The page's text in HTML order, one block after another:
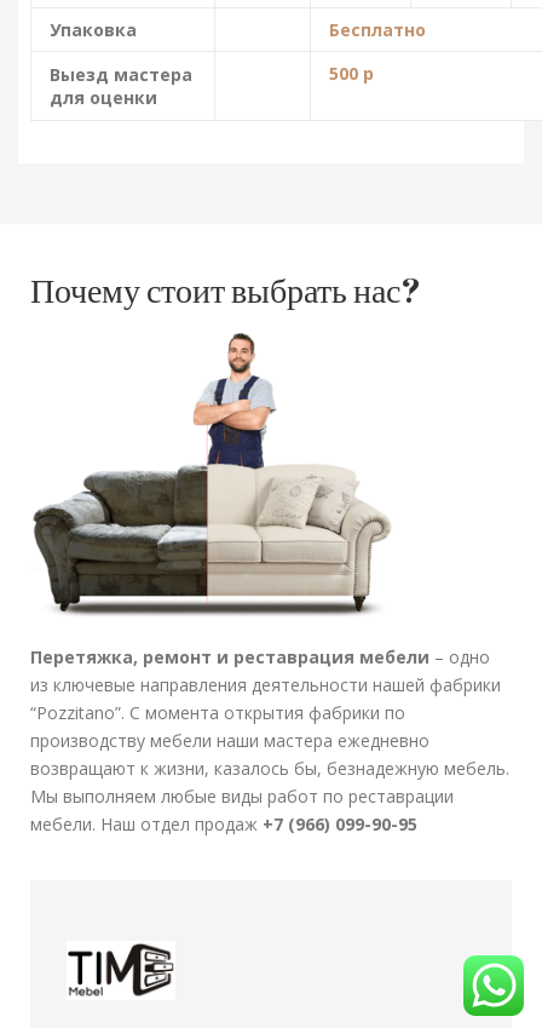
Упаковка
Бесплатно
Выезд мастера
для оценки
500 р
Почему стоит выбрать нас?
Перетяжка, ремонт и реставрация мебели – одно
из ключевые направления деятельности нашей фабрики
“Pozzitano”. С момента открытия фабрики по
производству мебели наши мастера ежедневно
возвращают к жизни, казалось бы, безнадежную мебель.
Мы выполняем любые виды работ по реставрации
мебели. Наш отдел продаж +7 (966) 099-90-95